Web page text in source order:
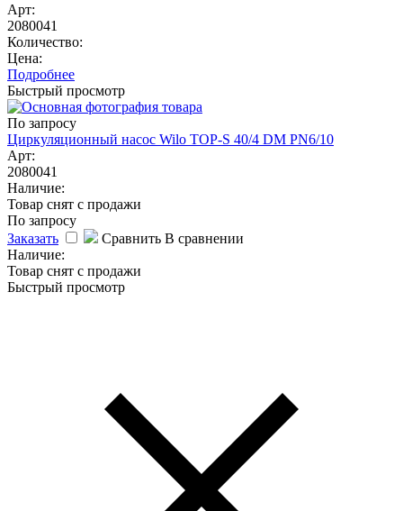
Арт:
2080041
Количество:
Цена:
Подробнее
Быстрый просмотр
По запросу
Циркуляционный насос Wilo TOP-S 40/4 DM PN6/10
Арт:
2080041
Наличие:
Товар снят с продажи
По запросу
Заказать
Сравнить В сравнении
Наличие:
Товар снят с продажи
Быстрый просмотр